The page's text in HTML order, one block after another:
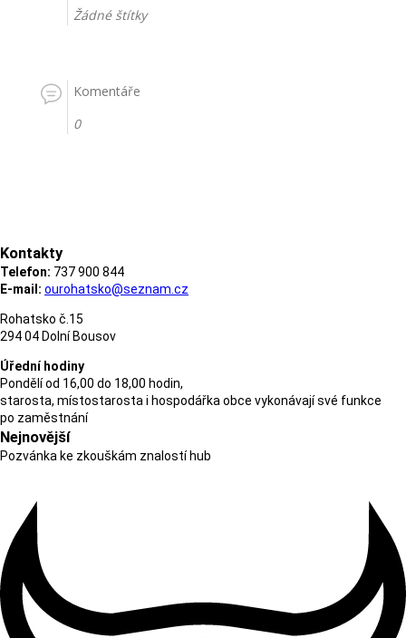
Žádné štítky
Komentáře
0
Kontakty
Telefon: 737 900 844
E-mail: ourohatsko@seznam.cz
Rohatsko č.15
294 04 Dolní Bousov
Úřední hodiny
Pondělí od 16,00 do 18,00 hodin,
starosta, místostarosta i hospodářka obce vykonávají své funkce
po zaměstnání
Nejnovější
Pozvánka ke zkouškám znalostí hub